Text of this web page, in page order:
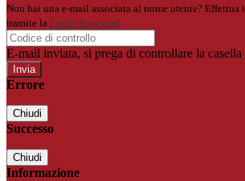
Non hai una e-mail associata al nome utente? Effettua
tramite la Login Spaggiari
E-mail inviata, si prega di controllare la
Errore
Chiudi
Successo
Chiudi
Informazione